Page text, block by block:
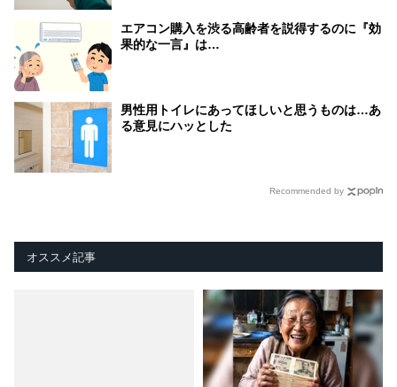
エアコン購入を渋る高齢者を説得するのに『効
果的な一言』は…
男性用トイレにあってほしいと思うものは…あ
る意見にハッとした
Recommended by
オススメ記事